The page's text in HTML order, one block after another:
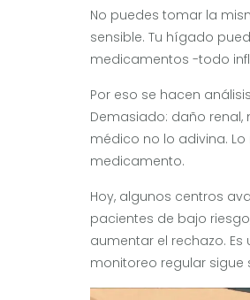
No puedes tomar la
sensible. Tu hígado
medicamentos -todo
Por eso se hacen
Demasiado: daño renal,
médico no lo adivina.
medicamento.
Hoy, algunos centros
pacientes de bajo
aumentar el rechazo.
monitoreo regular sigue